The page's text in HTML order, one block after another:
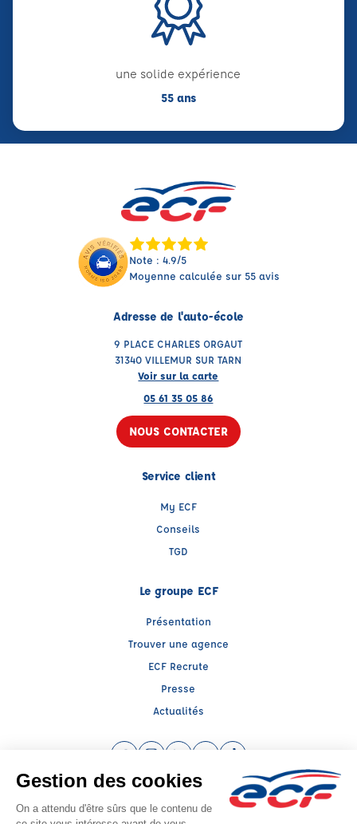
une solide expérience
55 ans
Note : 4.9/5
Moyenne calculée sur 55 avis
Adresse de l'auto-école
9 PLACE CHARLES ORGAUT
31340 VILLEMUR SUR TARN
Voir sur la carte
05 61 35 05 86
NOUS CONTACTER
Service client
My ECF
Conseils
TGD
Le groupe ECF
Présentation
Trouver une agence
ECF Recrute
Presse
Actualités
Instagram (nouvelle fenêtre)
LinkedIn (nouvelle fenêtre)
YouTube (nouvelle fenêtre)
TikTok (nouvelle
Raison sociale : IDEE FIXE - Capital social: 75000€
SIREN: 533376802 - Numéro de TVA intracommunautaire: FR85533376802